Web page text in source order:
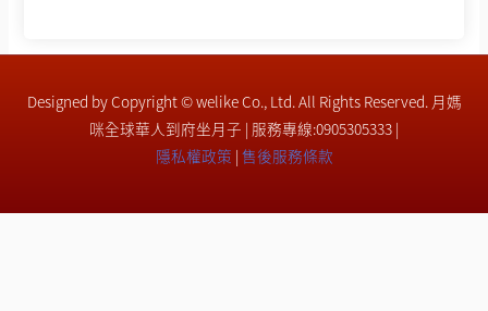
Designed by Copyright © welike Co., Ltd. All Rights Reserved. 月媽
咪全球華人到府坐月子 | 服務專線:0905305333 |
隱私權政策 | 售後服務條款